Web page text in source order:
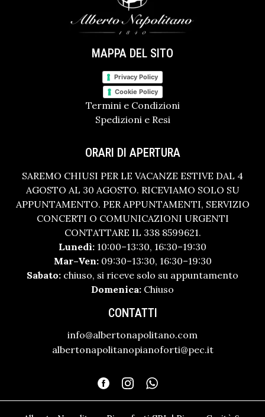
MAPPA DEL SITO
Privacy Policy
Cookie Policy
Termini e Condizioni
Spedizioni e Resi
ORARI DI APERTURA
SAREMO CHIUSI PER LE VACANZE ESTIVE DAL 4
AGOSTO AL 30 AGOSTO. RICEVIAMO SOLO SU
APPUNTAMENTO. PER APPUNTAMENTI, SERVIZIO
CONCERTI O COMUNICAZIONI URGENTI
CONTATTARE IL 338 8599621.
Lunedì: 10:00–13:30, 16:30–19:30
Mar–Ven:09:30–13:30, 16:30–19:30
Sabato: chiuso, si riceve solo su appuntamento
Domenica: Chiuso
CONTATTI
info@albertonapolitano.com
albertonapolitanopianoforti@pec.it